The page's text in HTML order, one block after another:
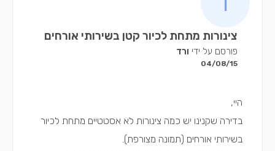
צינורות מתחת לכיור קטן בשירותי אורחים
פורסם על ידי ורד
04/08/15
היי,
בדירה שקנינו יש כמה צינורות לא אסטטיים מתחת לכיור
בשירותי אורחים (תמונה מצורפת).